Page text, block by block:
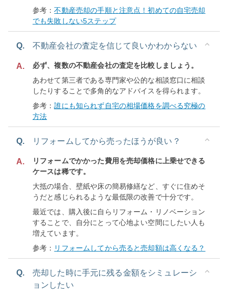
参考：不動産売却の手順と注意点！初めての自宅売却
でも失敗しない5ステップ
Q. 不動産会社の査定を信じて良いかわからない
A.
必ず、複数の不動産会社の査定を比較しましょう。
あわせて第三者である専門家や公的な相談窓口に相談
したりすることで多角的なアドバイスを得られます。
参考：誰にも知られず自宅の相場価格を調べる究極の
方法
Q. リフォームしてから売ったほうが良い？
A.
リフォームでかかった費用を売却価格に上乗せできる
ケースは稀です。
大抵の場合、壁紙や床の簡易修繕など、すぐに住めそ
うだと感じられるような最低限の改善で十分です。
最近では、購入後に自らリフォーム・リノベーション
することで、自分にとって心地よい空間にしたい人も
増えています。
参考： リフォームしてから売ると売却額は高くなる？
Q.
売却した時に手元に残る金額をシミュレーシ
ョンしたい